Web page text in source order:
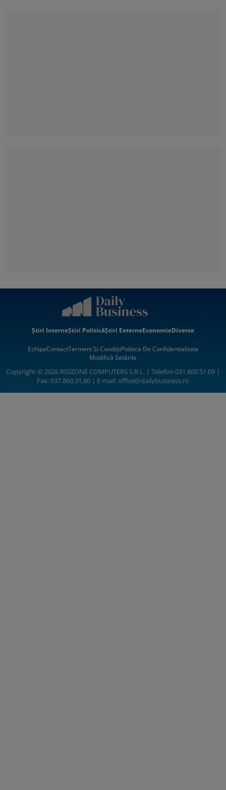
Știri InterneȘtiri PoliticăȘtiri ExterneEconomieDiverse
EchipaContactTermeni Si CondițiiPolitica De Confidentialitate
Modifică Setările
Copyright © 2026 RIDZONE COMPUTERS S.R.L. | Telefon 031.860.51.09 |
Fax: 037.860.31.60 | E-mail:office@dailybusiness.ro